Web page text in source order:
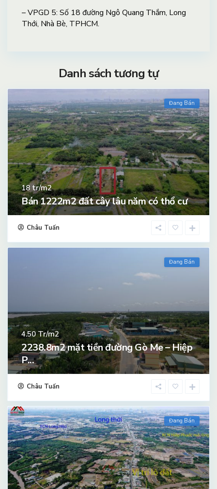
– VPGD 5: Số 18 đường Ngô Quang Thắm, Long
Thới, Nhà Bè, TPHCM.
Danh sách tương tự
Đang Bán
18 tr/m2
Bán 1222m2 đất cây lâu năm có thổ cư
Châu Tuấn
Đang Bán
4.50Tr/m2
2238.8m2 mặt tiền đường Gò Me – Hiệp
P...
Châu Tuấn
Đang Bán